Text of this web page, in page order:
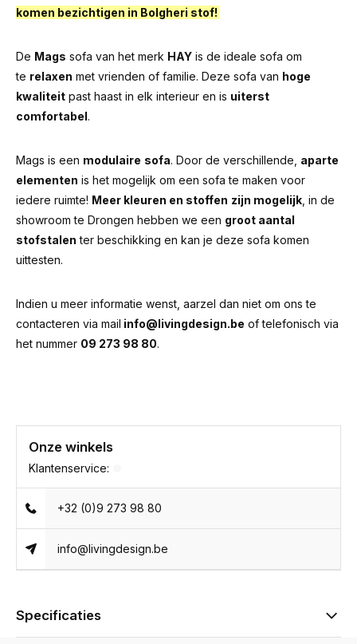
komen bezichtigen in Bolgheri stof!
De Mags sofa van het merk HAY is de ideale sofa om
te relaxen met vrienden of familie. Deze sofa van hoge
kwaliteit past haast in elk interieur en is uiterst
comfortabel.
Mags is een modulaire sofa. Door de verschillende, aparte
elementen is het mogelijk om een sofa te maken voor
iedere ruimte! Meer kleuren en stoffen zijn mogelijk , in de
showroom te Drongen hebben we een groot aantal
stofstalen ter beschikking en kan je deze sofa komen
uittesten.
Indien u meer informatie wenst, aarzel dan niet om ons te
contacteren via mail info@livingdesign.be of telefonisch via
het nummer 09 273 98 80.
Onze winkels
Klantenservice:
+32 (0)9 273 98 80
info@livingdesign.be
Specificaties